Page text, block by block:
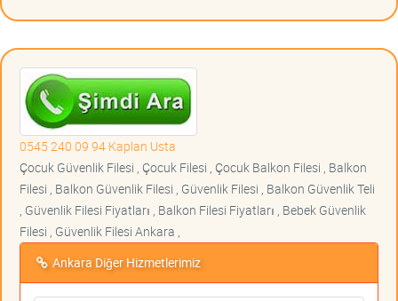
0545 240 09 94 Kaplan Usta
Çocuk Güvenlik Filesi , Çocuk Filesi , Çocuk Balkon Filesi , Balkon
Filesi , Balkon Güvenlik Filesi , Güvenlik Filesi , Balkon Güvenlik Teli
, Güvenlik Filesi Fiyatları , Balkon Filesi Fiyatları , Bebek Güvenlik
Filesi , Güvenlik Filesi Ankara ,
Ankara Diğer Hizmetlerimiz